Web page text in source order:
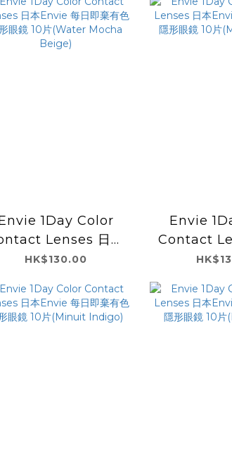
Moss)
1Day Color
Lenses 日本
每日即棄有色隱
Mocha Beige)
HK$130.00
Envie
Contact
Envie 每日